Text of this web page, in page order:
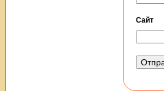
Сайт